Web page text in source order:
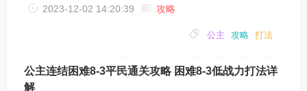
民如何通关困难9-3呢？困难9-3是目前国服
这里。下面带来公主连结困难9-3平民通关
9-3这关的难点：第三部分的boss输出很
2023-12-02 14:20:39 攻略
公主 攻略 打法
公主连结困难8-3平民通关攻略 困难8-3低战力打法详
解